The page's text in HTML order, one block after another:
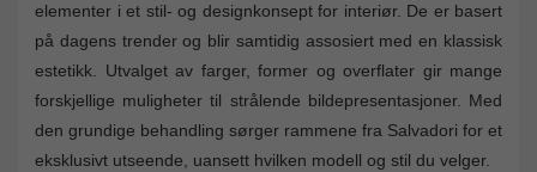
elementer i et stil- og designkonsept for interiør. De er basert
på dagens trender og blir samtidig assosiert med en klassisk
estetikk. Utvalget av farger, former og overflater gir mange
forskjellige muligheter til strålende bildepresentasjoner. Med
den grundige behandling sørger rammene fra Salvadori for et
eksklusivt utseende, uansett hvilken modell og stil du velger.